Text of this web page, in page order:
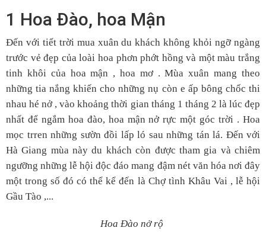
1 Hoa Đào, hoa Mận
Đến với tiết trời mua xuân du khách không khỏi ngỡ ngàng
trước vẻ đẹp của loài hoa phơn phớt hồng và một màu trắng
tinh khôi của hoa mận , hoa mơ . Mùa xuân mang theo
những tia nắng khiến cho những nụ còn e ấp bông chốc thi
nhau hé nở , vào khoảng thời gian tháng 1 tháng 2 là lúc đẹp
nhất để ngắm hoa đào, hoa mận nở rực một góc trời . Hoa
mọc trren những sườn đồi lấp ló sau những tán lá. Đến với
Hà Giang mùa này du khách còn được tham gia và chiêm
ngưỡng những lễ hội độc đáo mang đậm nét văn hóa nơi đây
một trong số đó có thể kể đến là Chợ tình Khâu Vai , lễ hội
Gầu Tào ,...
Hoa Đào nở rộ